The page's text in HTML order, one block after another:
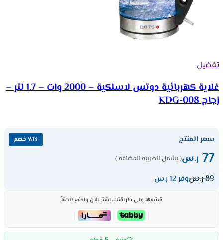
تفضيل
غلاية كهربائية دوتس لاسلكية – 2000 وات – 1.7 لتر –
زجاج KDG-008
سعر المنتج ٪13 خصم
77 ر.س( يشمل الضريبة المضافة )
89ر.سوفر 12 ر.س
قسّمها على طريقتك، اشترِ الآن وادفع لاحقاً